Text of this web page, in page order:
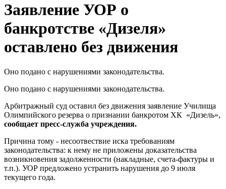
Заявление УОР о
банкротстве «Дизеля»
оставлено без движения
Оно подано с нарушениями законодательства.
Оно подано с нарушениями законодательства.
Арбитражный суд оставил без движения заявление Училища
Олимпийского резерва о признании банкротом ХК «Дизель»,
сообщает пресс-служба учреждения.
Причина тому - несоотвествие иска требованиям
законодательства: к нему не приложены доказательства
возникновения задолженности (накладные, счета-фактуры и
т.п.). УОР предложено устранить нарушения до 9 июля
текущего года.